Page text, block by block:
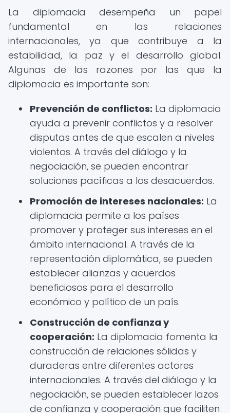
La diplomacia desempeña un papel
fundamental en las relaciones
internacionales, ya que contribuye a la
estabilidad, la paz y el desarrollo global.
Algunas de las razones por las que la
diplomacia es importante son:
Prevención de conflictos: La diplomacia
ayuda a prevenir conflictos y a resolver
disputas antes de que escalen a niveles
violentos. A través del diálogo y la
negociación, se pueden encontrar
soluciones pacíficas a los desacuerdos.
Promoción de intereses nacionales: La
diplomacia permite a los países
promover y proteger sus intereses en el
ámbito internacional. A través de la
representación diplomática, se pueden
establecer alianzas y acuerdos
beneficiosos para el desarrollo
económico y político de un país.
Construcción de confianza y
cooperación: La diplomacia fomenta la
construcción de relaciones sólidas y
duraderas entre diferentes actores
internacionales. A través del diálogo y la
negociación, se pueden establecer lazos
de confianza y cooperación que faciliten